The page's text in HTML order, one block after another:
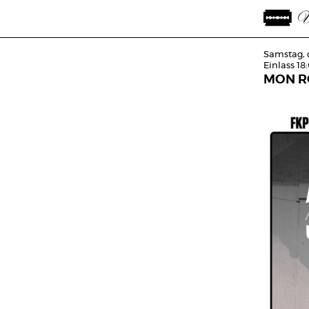
Samstag,
Einlass
MON